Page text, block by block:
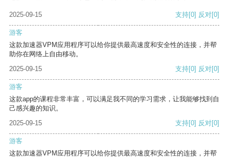
2025-09-15 支持[0] 反对[0]
游客
这款加速器VPM应用程序可以给你提供最高速度和安全性的连接，并帮
助你在网络上自由移动。
2025-09-15
支持[0] 反对[0]
游客
这款app的课程非常丰富，可以满足我不同的学习需求，让我能够找到自
己感兴趣的知识。
2025-09-15
支持[0] 反对[0]
游客
这款加速器VPM应用程序可以给你提供最高速度和安全性的连接，并帮